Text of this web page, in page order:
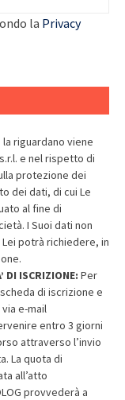
la Privacy
riguardano viene
e nel rispetto di
protezione dei
dei dati, di cui Le
al fine di
I Suoi dati non
potrà richiedere, in
DI ISCRIZIONE: Per
di iscrizione e
e-mail
entro 3 giorni
attraverso l’invio
La quota di
all’atto
provvederà a